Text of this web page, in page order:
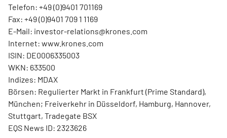
Telefon: +49 (0)9401 701169
Fax: +49 (0)9401 709 1 1169
E-Mail: investor-relations@krones.com
Internet: www.krones.com
ISIN: DE0006335003
WKN: 633500
Indizes: MDAX
Börsen: Regulierter Markt in Frankfurt (Prime Standard),
München; Freiverkehr in Düsseldorf, Hamburg, Hannover,
Stuttgart, Tradegate BSX
EQS News ID: 2323626